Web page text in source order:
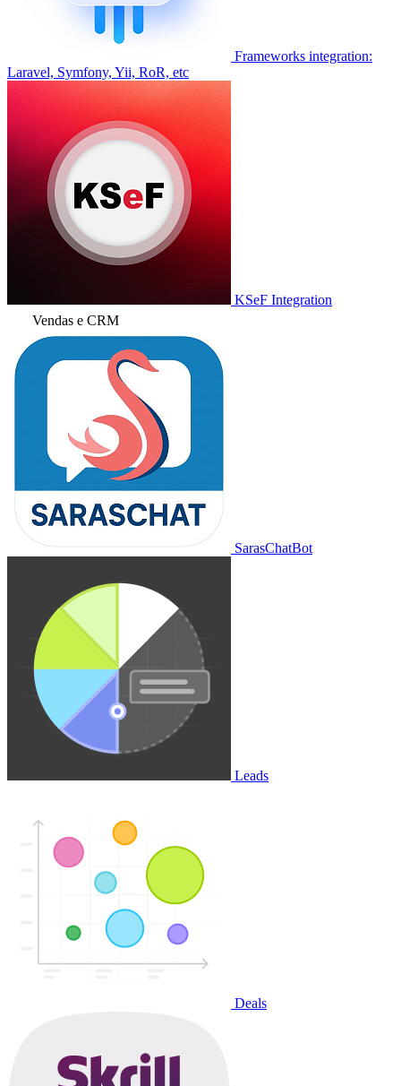
Frameworks integration:
Laravel, Symfony, Yii, RoR, etc
KSeF Integration
Vendas e CRM
SarasChatBot
Leads
Deals